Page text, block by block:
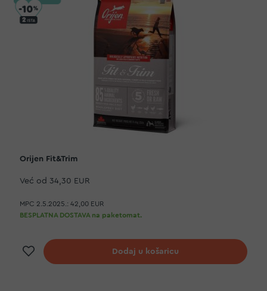
Orijen Fit&Trim
Već od 34,30 EUR
MPC 2.5.2025.: 42,00 EUR
BESPLATNA DOSTAVA na paketomat.
Dodaj na listu želja
Dodaj u košaricu